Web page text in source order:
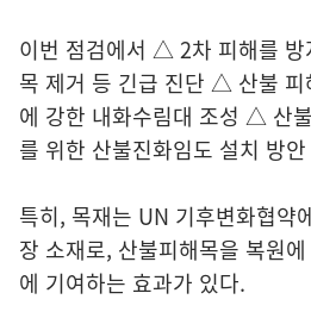
이번 점검에서 △ 2차 피해를 방
목 제거 등 긴급 진단 △ 산불
에 강한 내화수림대 조성 △ 산
를 위한 산불진화임도 설치 방
특히, 목재는 UN 기후변화협약
장 소재로, 산불피해목을 복원
에 기여하는 효과가 있다.